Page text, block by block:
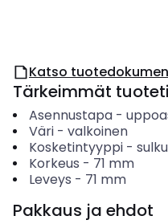
Katso
Tärkeimmät
Asennustapa-
Väri- valkoinen
Kosketintyyppi-
Korkeus - 71 mm
Leveys - 71 mm
Pakkaus ja ehdot